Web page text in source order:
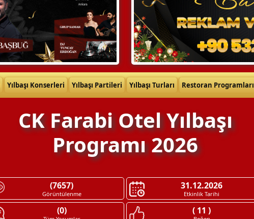
Yılbaşı Konserleri Yılbaşı Partileri Yılbaşı Turları Restoran Programları
CK Farabi Otel Yılbaşı
Programı 2026
(7657)
Görüntülenme
31.12.2026
Etkinlik Tarihi
(0) ( 11 )